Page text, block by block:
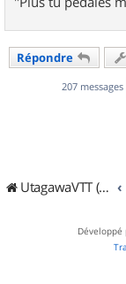
Répondre
207 messages
UtagawaVTT (Randos VTT et VTTAE avec traces GPS)
Développé